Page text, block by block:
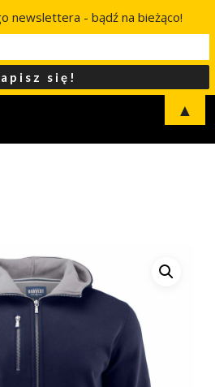
newslettera - bądź na bieżąco!
▲